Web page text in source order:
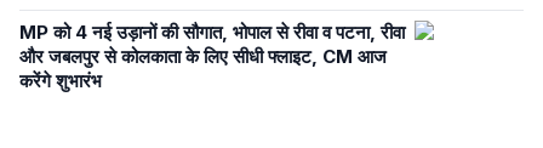
MP को 4 नई उड़ानों की सौगात, भोपाल से रीवा व पटना, रीवा
और जबलपुर से कोलकाता के लिए सीधी फ्लाइट, CM आज
करेंगे शुभारंभ